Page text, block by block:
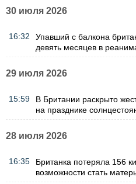
30 июля 2026
16:32
Упавший с балкона
девять месяцев в
29 июля 2026
15:59
В Британии раскрыто
на празднике
28 июля 2026
16:35
Британка потеряла 156
возможности стать